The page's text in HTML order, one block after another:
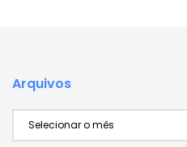
Arquivos